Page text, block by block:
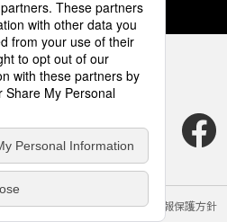
クッキーポリシー 個人情報保護方針